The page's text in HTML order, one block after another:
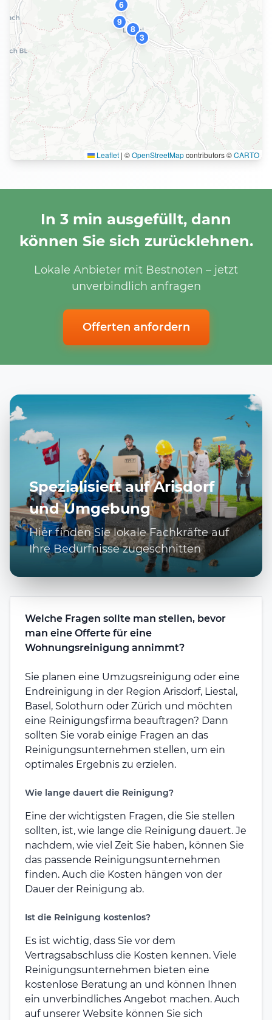
2
3
6
8
9
Leaflet | ©OpenStreetMapcontributors ©CARTO
In 3 min ausgefüllt, dann
können Sie sich zurücklehnen.
Lokale Anbieter mit Bestnoten – jetzt
unverbindlich anfragen
Offerten anfordern
Spezialisiert auf Arisdorf
und Umgebung
Hier finden Sie lokale Fachkräfte auf
Ihre Bedürfnisse zugeschnitten
Welche Fragen sollte man stellen, bevor
man eine Offerte für eine
Wohnungsreinigung annimmt?
Sie planen eine Umzugsreinigung oder eine
Endreinigung in der Region Arisdorf, Liestal,
Basel, Solothurn oder Zürich und möchten
eine Reinigungsfirma beauftragen? Dann
sollten Sie vorab einige Fragen an das
Reinigungsunternehmen stellen, um ein
optimales Ergebnis zu erzielen.
Wie lange dauert die Reinigung?
Eine der wichtigsten Fragen, die Sie stellen
sollten, ist, wie lange die Reinigung dauert. Je
nachdem, wie viel Zeit Sie haben, können Sie
das passende Reinigungsunternehmen
finden. Auch die Kosten hängen von der
Dauer der Reinigung ab.
Ist die Reinigung kostenlos?
Es ist wichtig, dass Sie vor dem
Vertragsabschluss die Kosten kennen. Viele
Reinigungsunternehmen bieten eine
kostenlose Beratung an und können Ihnen
ein unverbindliches Angebot machen. Auch
auf unserer Website können Sie sich